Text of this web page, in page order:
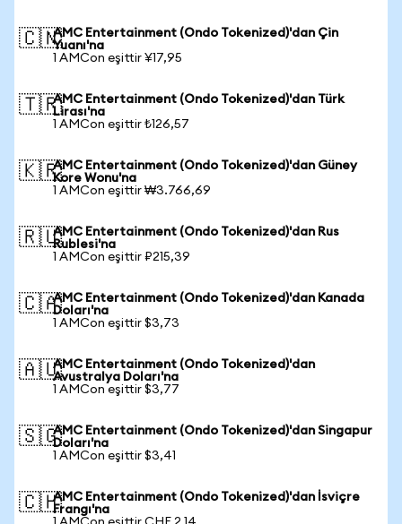
🇨🇳AMC Entertainment (Ondo Tokenized)'dan Çin
Yuanı'na
1 AMCon eşittir ¥17,95
🇹🇷AMC Entertainment (Ondo Tokenized)'dan Türk
Lirası'na
1 AMCon eşittir ₺126,57
🇰🇷AMC Entertainment (Ondo Tokenized)'dan Güney
Kore Wonu'na
1 AMCon eşittir ₩3.766,69
🇷🇺AMC Entertainment (Ondo Tokenized)'dan Rus
Rublesi'na
1 AMCon eşittir ₽215,39
🇨🇦AMC Entertainment (Ondo Tokenized)'dan Kanada
Doları'na
1 AMCon eşittir $3,73
🇦🇺AMC Entertainment (Ondo Tokenized)'dan
Avustralya Doları'na
1 AMCon eşittir $3,77
🇸🇬AMC Entertainment (Ondo Tokenized)'dan Singapur
Doları'na
1 AMCon eşittir $3,41
🇨🇭AMC Entertainment (Ondo Tokenized)'dan İsviçre
Frangı'na